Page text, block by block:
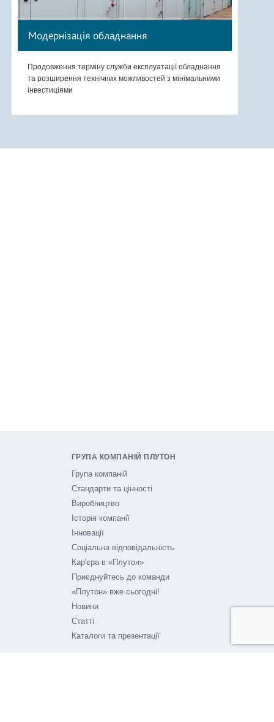
Модернізація обладнання
Продовження терміну служби експлуатації обладнання
та розширення технічних можливостей з мінімальними
інвестиціями
ГРУПА КОМПАНІЙ ПЛУТОН
Група компаній
Стандарти та цінності
Виробництво
Історія компанії
Інновації
Соціальна відповідальність
Кар'єра в «Плутон»
Приєднуйтесь до команди
«Плутон» вже сьогодні!
Новини
Статті
Каталоги та презентації